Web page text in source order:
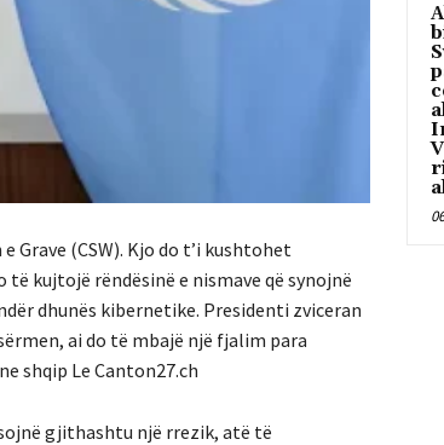
(CSW). Kjo do t’i kushtohet
kujtojë rëndësinë e nismave që synojnë
dhunës kibernetike. Presidenti zviceran
ai do të mbajë një fjalim para
shqip Le Canton27.ch
gjithashtu një rrezik, atë të